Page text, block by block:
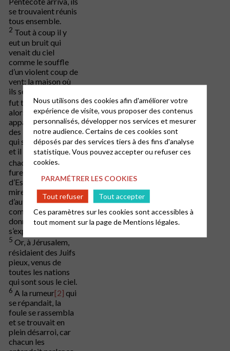
se trouvaient réunis
tous ensemble.
2 Tout à coup il y
eut un bruit qui
venait du ciel
comme le souffle
d’un violent coup de
vent: la maison où
ils se tenaient
fut toute remplie;3
alors leur
apparurent comme
des langues de feu
qui se partageaient
et il s’en posa sur
chacun d’eux.4
furent tous remplis
d’Esprit Saint et se
mirent à parler
d’autres langues,
comme l’Esprit leur
donnait de
s’exprimer.
5 Or, à Jérusalem,
résidaient des Juifs
pieux, venus de
toutes les nations
qui sont sous le ciel.
6 A la rumeur[2] qui
se répandait, la
foule se rassembla
et se trouvait en
plein désarroi, car
chacun les
Nous utilisons des cookies afin d'améliorer votre
expérience de visite, vous proposer des contenus
personnalisés, développer nos services et mesurer
notre audience. Certains de ces cookies sont
déposés par des services tiers à des fins d'analyse
statistique. Vous pouvez accepter ou refuser ces
cookies.
PARAMÉTRER LES COOKIES
Tout refuser
Tout accepter
Ces paramètres sur les cookies sont accessibles à
tout moment sur la page deMentions légales.